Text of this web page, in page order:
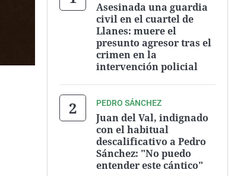
Asesinada una guardia
civil en el cuartel de
Llanes: muere el
presunto agresor tras el
crimen en la
intervención policial
PEDRO SÁNCHEZ
Juan del Val, indignado
con el habitual
descalificativo a Pedro
Sánchez: "No puedo
entender este cántico"